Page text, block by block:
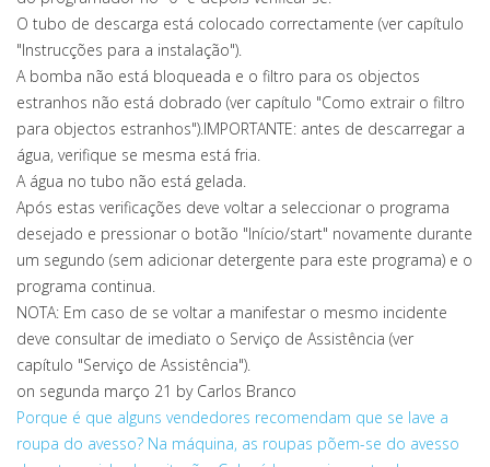
O tubo de descarga está colocado correctamente (ver capítulo
"Instrucções para a instalação").
A bomba não está bloqueada e o filtro para os objectos
estranhos não está dobrado (ver capítulo "Como extrair o filtro
para objectos estranhos").IMPORTANTE: antes de descarregar a
água, verifique se mesma está fria.
A água no tubo não está gelada.
Após estas verificações deve voltar a seleccionar o programa
desejado e pressionar o botão "Início/start" novamente durante
um segundo (sem adicionar detergente para este programa) e o
programa continua.
NOTA: Em caso de se voltar a manifestar o mesmo incidente
deve consultar de imediato o Serviço de Assistência (ver
capítulo "Serviço de Assistência").
on segunda março 21 by Carlos Branco
Porque é que alguns vendedores recomendam que se lave a
roupa do avesso? Na máquina, as roupas põem-se do avesso